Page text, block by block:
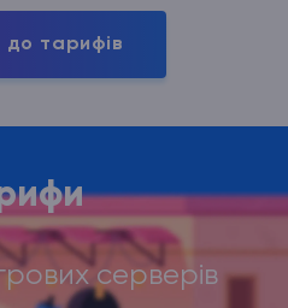
до тарифів
серверів